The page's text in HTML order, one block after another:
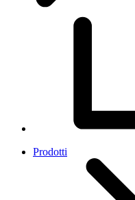
Prodotti